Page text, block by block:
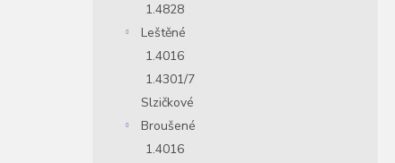
1.4828
Leštěné
1.4016
1.4301/7
Slzičkové
Broušené
1.4016